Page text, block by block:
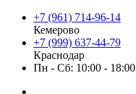
+7 (961) 714-96-14
Кемерово
+7 (999) 637-44-79
Краснодар
Пн - Сб: 10:00 - 18:00